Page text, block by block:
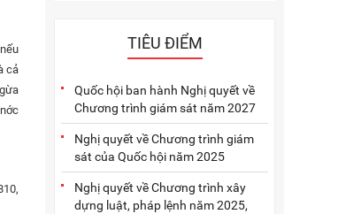
cả
TIÊU ĐIỂM
Quốc hội ban hành Nghị quyết về
Chương trình giám sát năm 2027
Nghị quyết về Chương trình giám
sát của Quốc hội năm 2025
Nghị quyết về Chương trình xây
dựng luật, pháp lệnh năm 2025,